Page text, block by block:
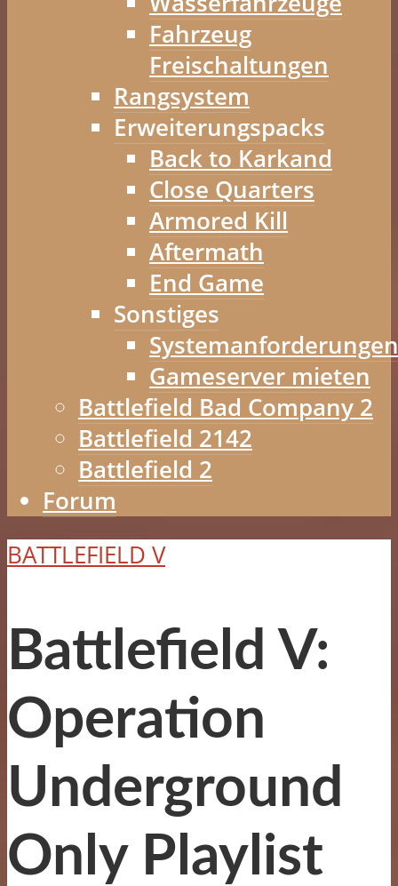
Fahrzeug
Freischaltungen
Rangsystem
Erweiterungspacks
Back to Karkand
Close Quarters
Armored Kill
Aftermath
End Game
Sonstiges
Systemanforderungen
Gameserver mieten
Battlefield Bad Company 2
Battlefield 2142
Battlefield 2
Forum
BATTLEFIELD V
Battlefield V:
Operation
Underground
Only Playlist